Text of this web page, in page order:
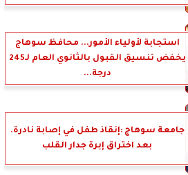
استجابة لأولياء الأمور... محافظ سوهاج
يخفض تنسيق القبول بالثانوي العام لـ245
درجة...
جامعة سوهاج :إنقاذ طفل في إصابة نادرة.
بعد اختراق إبرة جدار القلب